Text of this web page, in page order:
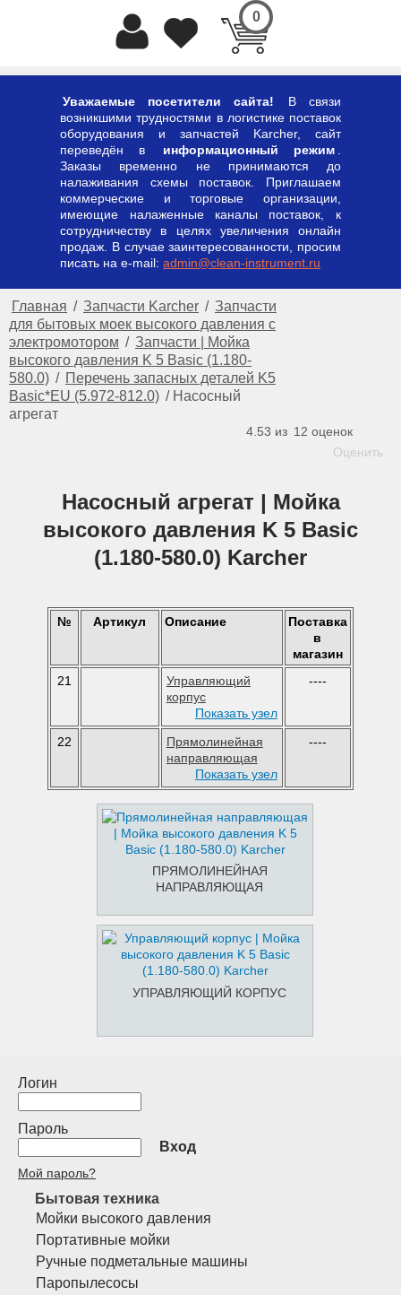
0
Уважаемые посетители сайта!
В связи
возникшими трудностями в логистике поставок
оборудования и запчастей Karcher, сайт
переведён в
информационный режим
Заказы временно не принимаются до
налаживания схемы поставок. Приглашаем
коммерческие и торговые организации,
имеющие налаженные каналы поставок, к
сотрудничеству в целях увеличения онлайн
продаж. В случае заинтересованности, просим
писать на e-mail:admin@clean-instrument.ru
Главная / Запчасти Karcher / Запчасти
для бытовых моек высокого давления с
электромотором / Запчасти | Мойка
высокого давления K 5 Basic (1.180-
580.0) / Перечень запасных деталей K5
Basic*EU (5.972-812.0) / Насосный
агрегат
4.53 из 12 оценок
Оценить
Насосный агрегат | Мойка
высокого давления K 5 Basic
(1.180-580.0) Karcher
№ Артикул Описание
Поставка
в
магазин
21
Управляющий
корпус
Показать узел
----
22
Прямолинейная
направляющая
Показать узел
----
ПРЯМОЛИНЕЙНАЯ
НАПРАВЛЯЮЩАЯ
УПРАВЛЯЮЩИЙ КОРПУС
Логин
Пароль
Вход
Мой пароль?
Бытовая техника
Мойки высокого давления
Портативные мойки
Ручные подметальные машины
Паропылесосы